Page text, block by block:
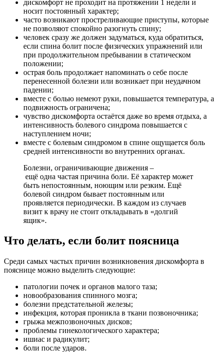
дискомфорт не проходит на протяжении 1 недели и
носит постоянный характер;
часто возникают простреливающие приступы, которые
не позволяют спокойно разогнуть спину;
человек сразу же должен задуматься, куда обратиться,
если спина болит после физических упражнений или
при продолжительном пребывании в статическом
положении;
острая боль продолжает напоминать о себе после
перенесенной болезни или возникает при неудачном
падении;
вместе с болью немеют руки, повышается температура, а
подвижность ограничена;
чувство дискомфорта остаётся даже во время отдыха, а
интенсивность болевого синдрома повышается с
наступлением ночи;
вместе с болевым синдромом в спине ощущается боль
средней интенсивности во внутренних органах.
Болезни, ограничивающие движения –
ещё одна частая причина боли. Её характер может
быть непостоянным, ноющим или резким. Ещё
болевой синдром бывает постоянным или
проявляется периодически. В каждом из случаев
визит к врачу не стоит откладывать в «долгий
ящик».
Что делать, если болит поясница
Среди самых частых причин возникновения дискомфорта в
пояснице можно выделить следующие:
патологии почек и органов малого таза;
новообразования спинного мозга;
болезни предстательной железы;
инфекция, которая проникла в ткани позвоночника;
грыжа межпозвоночных дисков;
проблемы гинекологического характера;
ишиас и радикулит;
боли после ударов.